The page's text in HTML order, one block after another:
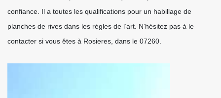
confiance. Il a toutes les qualifications pour un habillage de
planches de rives dans les règles de l’art. N’hésitez pas à le
contacter si vous êtes à Rosieres, dans le 07260.